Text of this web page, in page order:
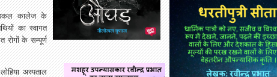
कालेज के
का स्वागत
के सम्पूर्ण
अस्पताल